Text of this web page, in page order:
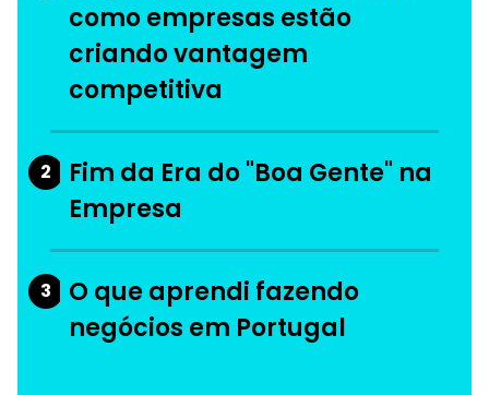
como empresas estão
criando vantagem
competitiva
2
Fim da Era do "Boa Gente" na
Empresa
3
O que aprendi fazendo
negócios em Portugal